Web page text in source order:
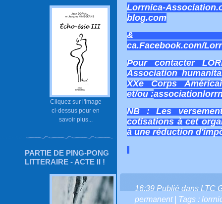
Cliquez sur l'image
ci-dessus pour en
savoir plus...
PARTIE DE PING-PONG
LITTERAIRE - ACTE II !
Lorrnica-
blog.com
ca.Facebook.com/
Pour contacter
Association
XXe Corps
et/ou :
NB : Les
cotisations à cet
à une réduction
16:39 Publié dans LTC
permanent| Tags :